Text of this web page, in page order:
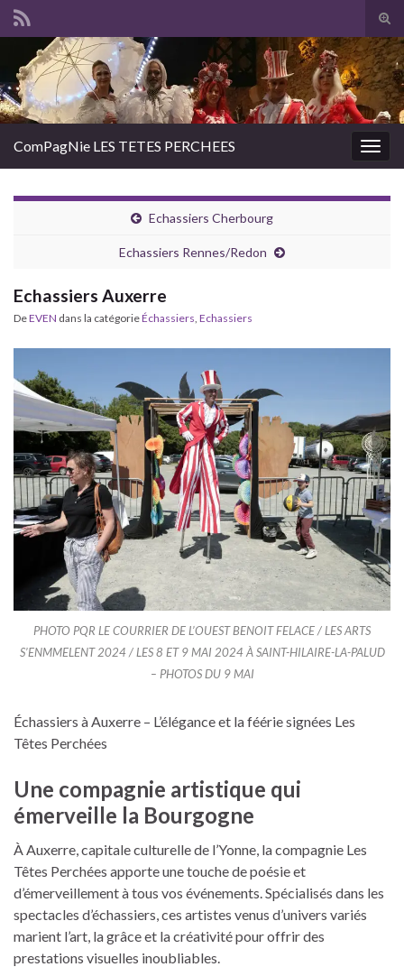
Search for:
ComPagNie LES TETES PERCHEES
Echassiers Cherbourg
Echassiers Rennes/Redon
Echassiers Auxerre
DeEVEN dans la catégorieÉchassiers Echassiers
PHOTO PQR LE COURRIER DE L’OUEST BENOIT FELACE / LES ARTS
S’ENMMELENT 2024 / LES 8 ET 9 MAI 2024 À SAINT-HILAIRE-LA-PALUD
– PHOTOS DU 9 MAI
Échassiers à Auxerre – L’élégance et la féérie signées Les
Têtes Perchées
Une compagnie artistique qui
émerveille la Bourgogne
À Auxerre, capitale culturelle de l’Yonne, la compagnie Les
Têtes Perchées apporte une touche de poésie et
d’émerveillement à tous vos événements. Spécialisés dans les
spectacles d’échassiers, ces artistes venus d’univers variés
marient l’art, la grâce et la créativité pour offrir des
prestations visuelles inoubliables.